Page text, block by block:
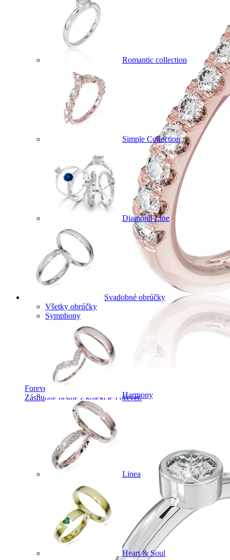
Forever Collection
Zásnubné prstne z kolekcie Forever.
Romantic collection
Simple Collection
Diamond Line
Svadobné obrúčky
Všetky obrúčky
Symphony
Harmony
Linea
Heart & Soul